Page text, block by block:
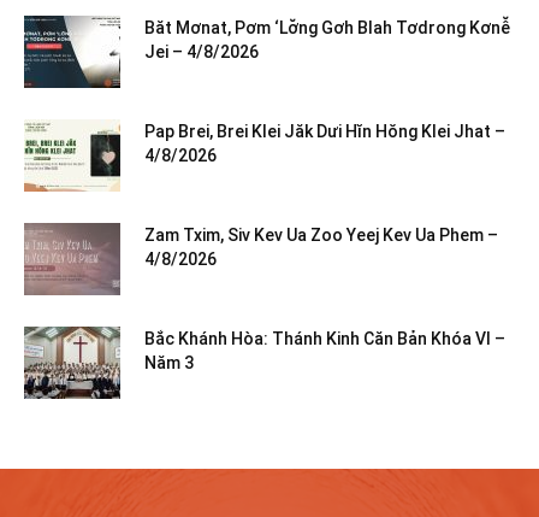
Băt Mơnat, Pơm ‘Lơ̆ng Gơh Blah Tơdrong Kơnê̆
Jei – 4/8/2026
Pap Brei, Brei Klei Jăk Dưi Hĭn Hŏng Klei Jhat –
4/8/2026
Zam Txim, Siv Kev Ua Zoo Yeej Kev Ua Phem –
4/8/2026
Bắc Khánh Hòa: Thánh Kinh Căn Bản Khóa VI –
Năm 3